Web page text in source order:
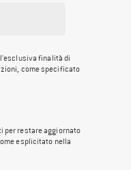
finalità di
come specificato
per restare aggiornato
esplicitato nella